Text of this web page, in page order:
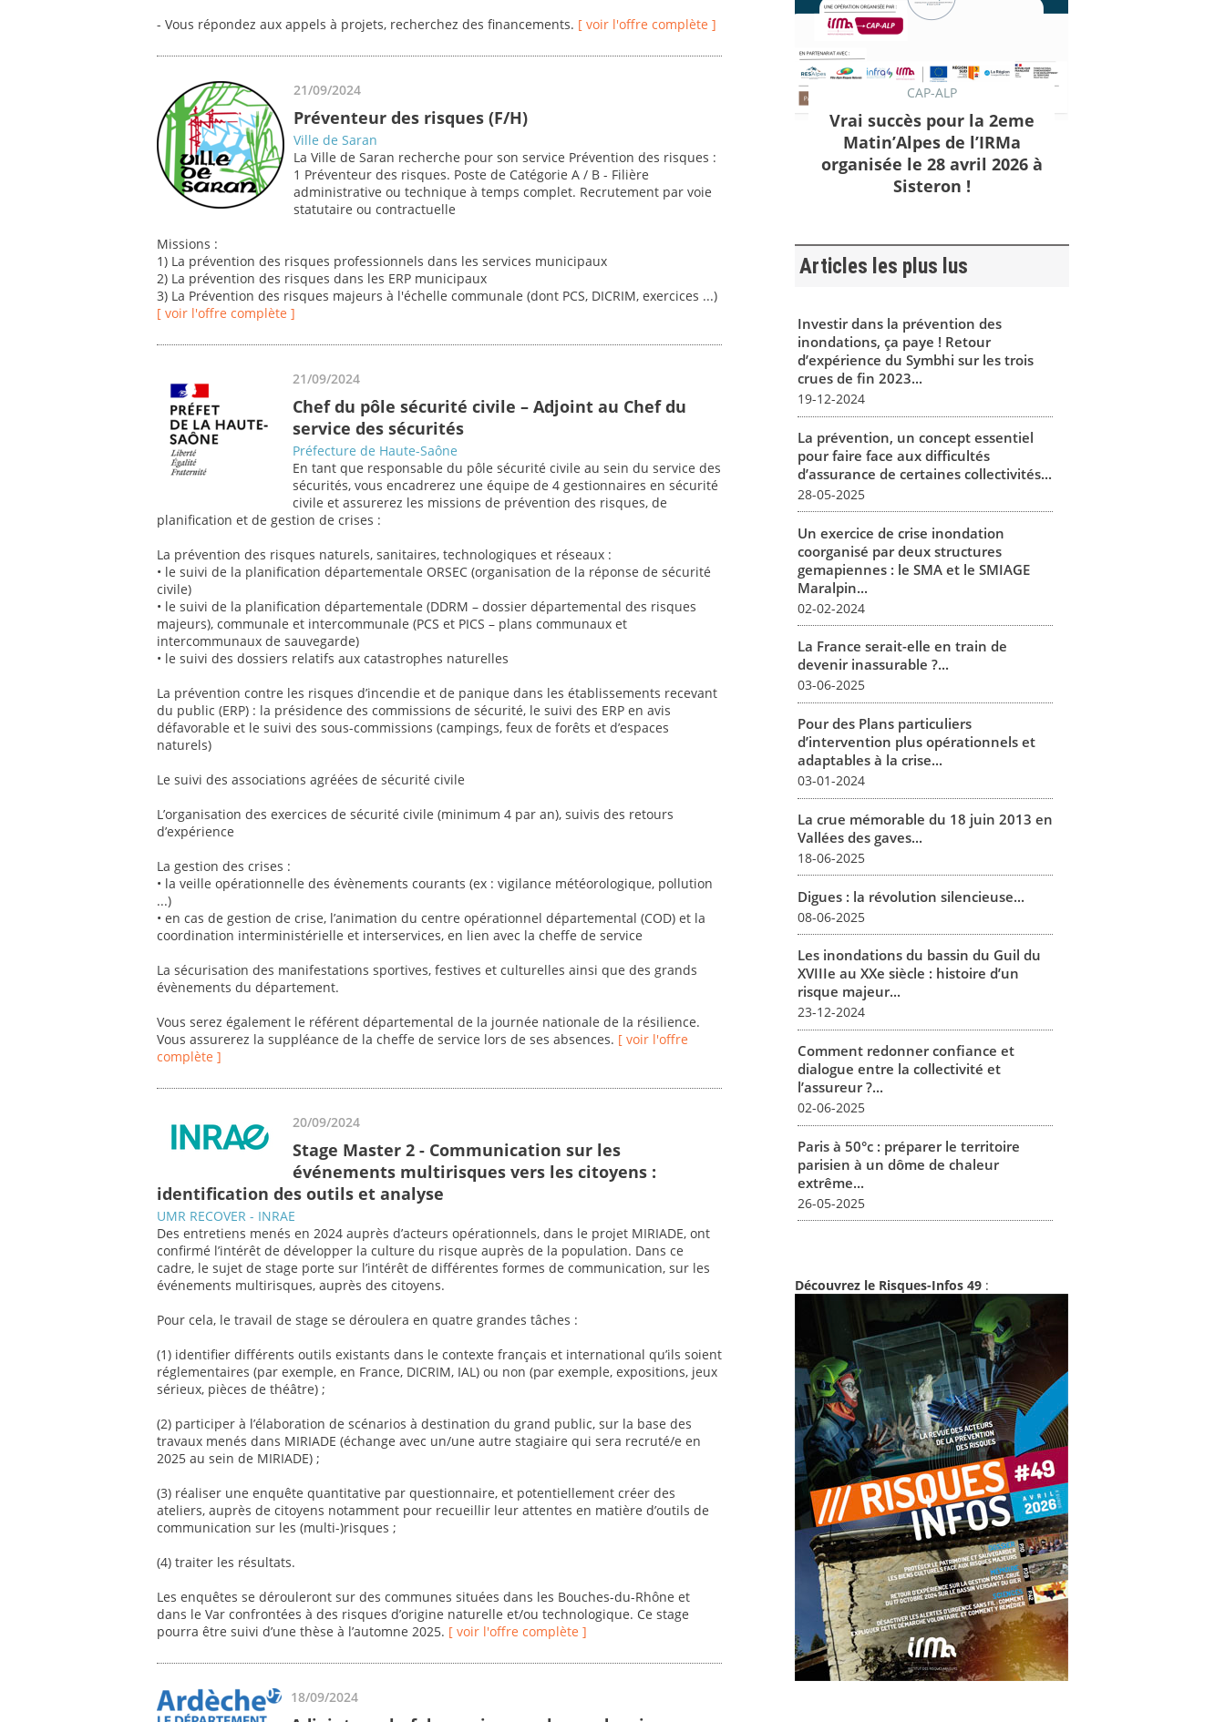
- Vous répondez aux appels à projets, recherchez des financements. [ voir l'offre complète ]
21/09/2024
Préventeur des risques (F/H)
Ville de Saran
La Ville de Saran recherche pour son service Prévention des risques :
1 Préventeur des risques. Poste de Catégorie A / B - Filière
administrative ou technique à temps complet. Recrutement par voie
statutaire ou contractuelle
Missions :
1) La prévention des risques professionnels dans les services municipaux
2) La prévention des risques dans les ERP municipaux
3) La Prévention des risques majeurs à l'échelle communale (dont PCS, DICRIM, exercices ...)
[ voir l'offre complète ]
21/09/2024
Chef du pôle sécurité civile – Adjoint au Chef du
service des sécurités
Préfecture de Haute-Saône
En tant que responsable du pôle sécurité civile au sein du service des
sécurités, vous encadrerez une équipe de 4 gestionnaires en sécurité
civile et assurerez les missions de prévention des risques, de
planification et de gestion de crises :
La prévention des risques naturels, sanitaires, technologiques et réseaux :
• le suivi de la planification départementale ORSEC (organisation de la réponse de sécurité
civile)
• le suivi de la planification départementale (DDRM – dossier départemental des risques
majeurs), communale et intercommunale (PCS et PICS – plans communaux et
intercommunaux de sauvegarde)
• le suivi des dossiers relatifs aux catastrophes naturelles
La prévention contre les risques d’incendie et de panique dans les établissements recevant
du public (ERP) : la présidence des commissions de sécurité, le suivi des ERP en avis
défavorable et le suivi des sous-commissions (campings, feux de forêts et d’espaces
naturels)
Le suivi des associations agréées de sécurité civile
L’organisation des exercices de sécurité civile (minimum 4 par an), suivis des retours
d’expérience
La gestion des crises :
• la veille opérationnelle des évènements courants (ex : vigilance météorologique, pollution
...)
• en cas de gestion de crise, l’animation du centre opérationnel départemental (COD) et la
coordination interministérielle et interservices, en lien avec la cheffe de service
La sécurisation des manifestations sportives, festives et culturelles ainsi que des grands
évènements du département.
Vous serez également le référent départemental de la journée nationale de la résilience.
Vous assurerez la suppléance de la cheffe de service lors de ses absences. [ voir l'offre
complète ]
20/09/2024
Stage Master 2 - Communication sur les
événements multirisques vers les citoyens :
identification des outils et analyse
UMR RECOVER - INRAE
Des entretiens menés en 2024 auprès d’acteurs opérationnels, dans le projet MIRIADE, ont
confirmé l’intérêt de développer la culture du risque auprès de la population. Dans ce
cadre, le sujet de stage porte sur l’intérêt de différentes formes de communication, sur les
événements multirisques, auprès des citoyens.
Pour cela, le travail de stage se déroulera en quatre grandes tâches :
(1) identifier différents outils existants dans le contexte français et international qu’ils soient
réglementaires (par exemple, en France, DICRIM, IAL) ou non (par exemple, expositions, jeux
sérieux, pièces de théâtre) ;
(2) participer à l’élaboration de scénarios à destination du grand public, sur la base des
travaux menés dans MIRIADE (échange avec un/une autre stagiaire qui sera recruté/e en
2025 au sein de MIRIADE) ;
(3) réaliser une enquête quantitative par questionnaire, et potentiellement créer des
ateliers, auprès de citoyens notamment pour recueillir leur attentes en matière d’outils de
communication sur les (multi-)risques ;
(4) traiter les résultats.
Les enquêtes se dérouleront sur des communes situées dans les Bouches-du-Rhône et
dans le Var confrontées à des risques d’origine naturelle et/ou technologique. Ce stage
pourra être suivi d’une thèse à l’automne 2025. [ voir l'offre complète ]
18/09/2024
CAP-ALP
Vrai succès pour la 2eme
Matin’Alpes de l’IRMa
organisée le 28 avril 2026 à
Sisteron !
Articles les plus lus
Investir dans la prévention des
inondations, ça paye ! Retour
d’expérience du Symbhi sur les trois
crues de fin 2023...
19-12-2024
La prévention, un concept essentiel
pour faire face aux difficultés
d’assurance de certaines collectivités...
28-05-2025
Un exercice de crise inondation
coorganisé par deux structures
gemapiennes : le SMA et le SMIAGE
Maralpin...
02-02-2024
La France serait-elle en train de
devenir inassurable ?...
03-06-2025
Pour des Plans particuliers
d’intervention plus opérationnels et
adaptables à la crise...
03-01-2024
La crue mémorable du 18 juin 2013 en
Vallées des gaves...
18-06-2025
Digues : la révolution silencieuse...
08-06-2025
Les inondations du bassin du Guil du
XVIIIe au XXe siècle : histoire d’un
risque majeur...
23-12-2024
Comment redonner confiance et
dialogue entre la collectivité et
l’assureur ?...
02-06-2025
Paris à 50°c : préparer le territoire
parisien à un dôme de chaleur
extrême...
26-05-2025
Découvrez le Risques-Infos 49 :